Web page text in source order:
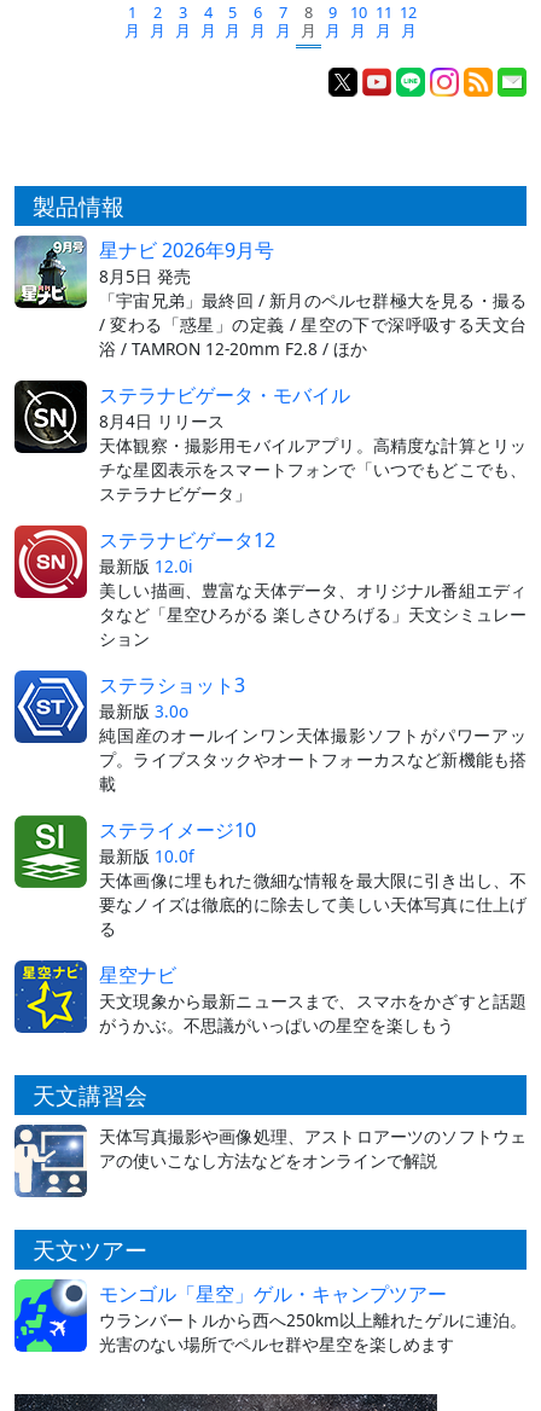
1
月
2
月
3
月
4
月
5
月
6
月
7
月
8
月
9
月
10
月
11
月
12
月
製品情報
星ナビ 2026年9月号
8月5日 発売
「宇宙兄弟」最終回 / 新月のペルセ群極大を見る・撮る
/ 変わる「惑星」の定義 / 星空の下で深呼吸する天文台
浴 / TAMRON 12-20mm F2.8 / ほか
ステラナビゲータ・モバイル
8月4日 リリース
天体観察・撮影用モバイルアプリ。高精度な計算とリッ
チな星図表示をスマートフォンで「いつでもどこでも、
ステラナビゲータ」
ステラナビゲータ12
最新版 12.0i
美しい描画、豊富な天体データ、オリジナル番組エディ
タなど「星空ひろがる 楽しさひろげる」天文シミュレー
ション
ステラショット3
最新版 3.0o
純国産のオールインワン天体撮影ソフトがパワーアッ
プ。ライブスタックやオートフォーカスなど新機能も搭
載
ステライメージ10
最新版 10.0f
天体画像に埋もれた微細な情報を最大限に引き出し、不
要なノイズは徹底的に除去して美しい天体写真に仕上げ
る
星空ナビ
天文現象から最新ニュースまで、スマホをかざすと話題
がうかぶ。不思議がいっぱいの星空を楽しもう
天文講習会
天体写真撮影や画像処理、アストロアーツのソフトウェ
アの使いこなし方法などをオンラインで解説
天文ツアー
モンゴル「星空」ゲル・キャンプツアー
ウランバートルから西へ250km以上離れたゲルに連泊。
光害のない場所でペルセ群や星空を楽しめます